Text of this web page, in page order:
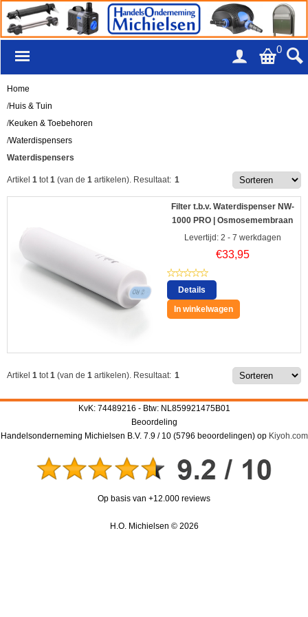
0
Home
/Huis & Tuin
/Keuken & Toebehoren
/Waterdispensers
Waterdispensers
Artikel 1 tot 1 (van de 1 artikelen). Resultaat: 1
Filter t.b.v. Waterdispenser NW-
1000 PRO | Osmosemembraan
Levertijd: 2 - 7 werkdagen
€33,95
Details
In winkelwagen
Artikel 1 tot 1 (van de 1 artikelen). Resultaat: 1
KvK: 74489216 - Btw: NL859921475B01
Beoordeling
Handelsonderneming Michielsen B.V. 7.9/ 10(5796 beoordelingen) op Kiyoh.com
Op basis van +12.000 reviews
H.O. Michielsen © 2026